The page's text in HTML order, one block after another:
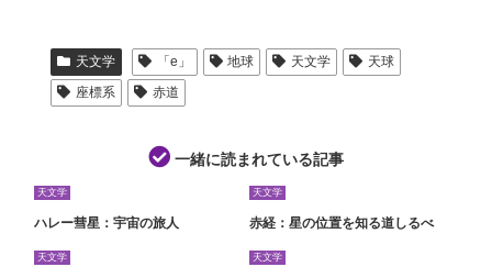
天文学 「e」 地球 天文学
天球
座標系
赤道
一緒に読まれている記事
天文学
ハレー彗星：宇宙の旅人
天文学
赤経：星の位置を知る道しるべ
天文学 天文学